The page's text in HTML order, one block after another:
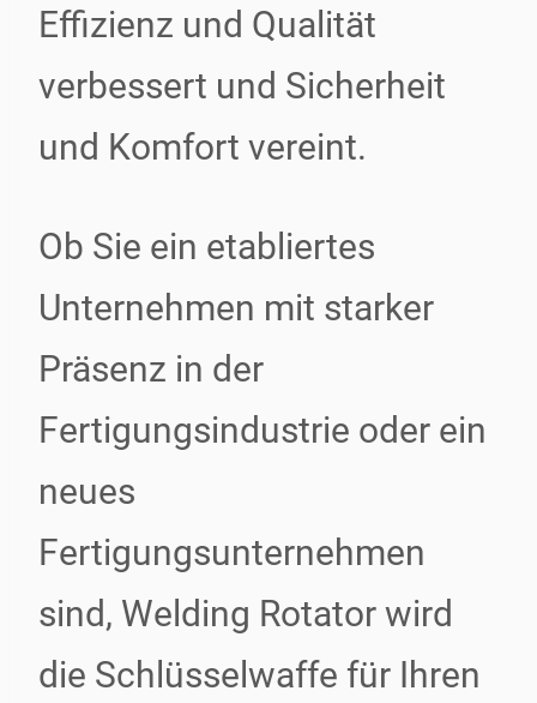
Effizienz und Qualität
verbessert und Sicherheit
und Komfort vereint.
Ob Sie ein etabliertes
Unternehmen mit starker
Präsenz in der
Fertigungsindustrie oder ein
neues
Fertigungsunternehmen
sind, Welding Rotator wird
die Schlüsselwaffe für Ihren